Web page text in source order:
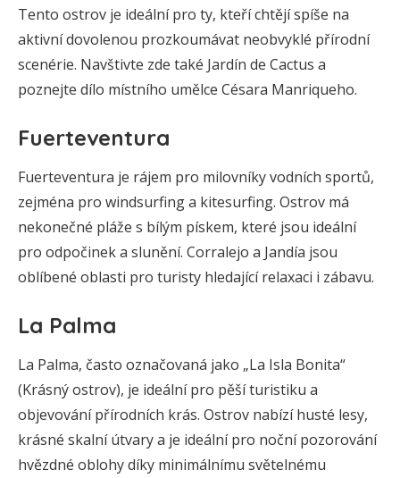
Tento ostrov je ideální pro ty, kteří chtějí spíše na
aktivní dovolenou prozkoumávat neobvyklé přírodní
scenérie. Navštivte zde také Jardín de Cactus a
poznejte dílo místního umělce Césara Manriqueho.
Fuerteventura
Fuerteventura je rájem pro milovníky vodních sportů,
zejména pro windsurfing a kitesurfing. Ostrov má
nekonečné pláže s bílým pískem, které jsou ideální
pro odpočinek a slunění. Corralejo a Jandía jsou
oblíbené oblasti pro turisty hledající relaxaci i zábavu.
La Palma
La Palma, často označovaná jako „La Isla Bonita“
(Krásný ostrov), je ideální pro pěší turistiku a
objevování přírodních krás. Ostrov nabízí husté lesy,
krásné skalní útvary a je ideální pro noční pozorování
hvězdné oblohy díky minimálnímu světelnému